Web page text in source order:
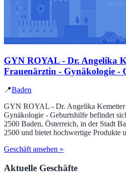
GYN ROYAL - Dr. Angelika
Frauenärztin - Gynäkologie -
📍Baden
GYN ROYAL - Dr. Angelika Kemetter
Gynäkologie - Geburtshilfe befindet
2500 Baden, Österreich, in der Stadt
2500 und bietet hochwertige Produkte
Geschäft ansehen »
Aktuelle Geschäfte